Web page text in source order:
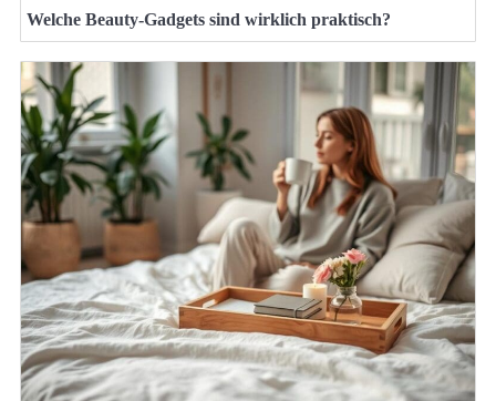
Welche Beauty-Gadgets sind wirklich praktisch?